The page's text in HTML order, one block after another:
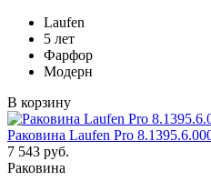
Laufen
5 лет
Фарфор
Модерн
В корзину
Раковина Laufen Pro
7 543 руб.
Раковина